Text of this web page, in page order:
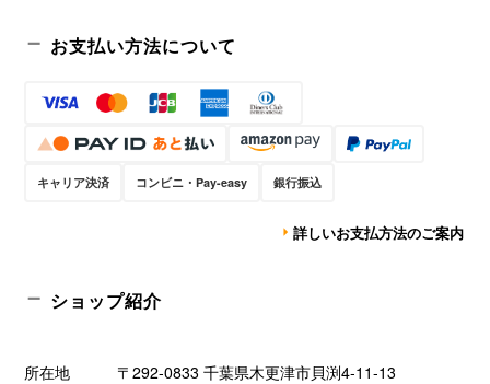
お支払い方法について
キャリア決済 コンビニ・Pay-easy 銀行振込
詳しいお支払方法のご案内
ショップ紹介
所在地
〒292-0833 千葉県木更津市貝渕4-11-13